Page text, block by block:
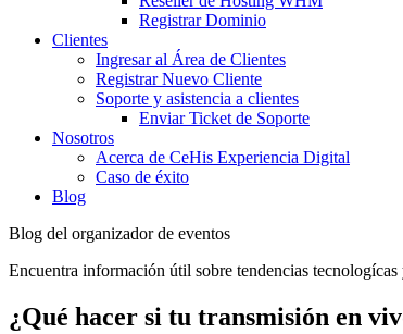
Registrar Dominio
Clientes
Ingresar al Área de Clientes
Registrar Nuevo Cliente
Soporte y asistencia a clientes
Enviar Ticket de Soporte
Nosotros
Acerca de CeHis Experiencia Digital
Caso de éxito
Blog
Blog del organizador de eventos
Encuentra información útil sobre tendencias
¿Qué hacer si tu transmisión en